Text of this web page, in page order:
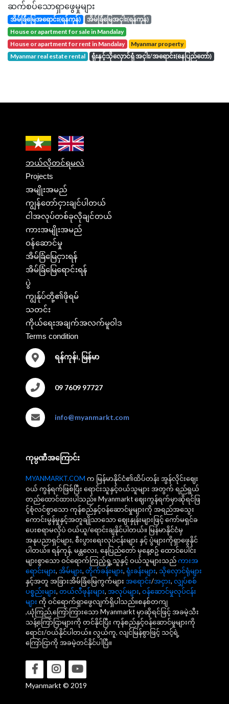
ဆက်စပ်သောရှာဖွေမှုများ
အိမ်ခြံမြေအရောင်း(ရန်ကုန်)
အိမ်ခြံမြေအငှါး(ရန်ကုန်)
house or apartment for sale in Mandalay
house or apartment for rent in Mandalay
Myanmar property
Myanmar real estate rental
ရုံးနှင့်သိုလှောင်ရုံ အငှါး/အရောင်း(နေပြည်တော်)
ဘယ်လိုတင်ရမလဲ
Projects
အမျိုးအမည်
ကျွန်တော်ငှားချင်ပါတယ်
ငါအလုပ်တစ်ခုလိုချင်တယ်
ကားအမျိုးအမည်
ဝန်ဆောင်မှု
အိမ်ခြံမြေငှားရန်
အိမ်ခြံမြေရောင်းရန်
ပွဲ
ကျွန်ုပ်တို့၏ဖိုရမ်
သတင်း
ကိုယ်ရေးအချက်အလက်မူဝါဒ
Terms condition
ရန်ကုန်၊, မြန်မာ
09 7609 97727
info@myanmarkt.com
ကုမ္ပဏီအကြောင်း
MYANMARKT.COM က မြန်မာနိုင်ငံ၏ထိပ်တန်း အွန်လိုင်းဈေး
ဝယ် ကွန်ရက်ဖြစ်ပြီး ရောင်းသူနှင့်ဝယ်သူများ အတွက် ရည်ရွယ်
တည်ထောင်ထားပါသည်။ Myanmarkt ဈေးကွန်ရက်မှာဆိုရင်ဖြ
င့်စုံလင်စွာသော ကုန်စည်နှင့်ဝန်ဆောင်မှုများကို အရည်အသွေး
ကောင်းမွန်မှုနှင့်အတူချိုသာသော ဈေးနှုန်းများဖြင့် ကော်မရှင်ခ
ပေးစရာမလိုပဲ ဝယ်ယူ/ရောင်းချနိုင်ပါတယ်။ မြန်မာနိုင်ငံမှ
အနုပညာရှင်များ, စီးပွားရေးလုပ်ငန်းများ နှင့် ပွဲများကိုရှာဖွေနိုင်
ပါတယ်။ ရန်ကုန်, မန္တလေး, နေပြည်တော် မှနေ့စဥ် ထောင်ပေါင်း
များစွာသော ဝင်ရောက်ကြည့်ရှု့သူနှင့် ဝယ်သူများသည်ကားအ
ရောင်းများ, အိမ်များ, တိုက်ခန်းများ, ရုံးခန်းများ, သိုလှောင်ရုံများ
နှင့်အတူ အခြားအိမ်ခြံမြေကွက်များ အရောင်း/အငှား, လျှပ်စစ်
ပစ္စည်းများ, တယ်လီဖုန်းများ, အလုပ်များ, ဝန်ဆောင်မှုလုပ်ငန်း
များ ကို ဝင်ရောက်ရှာဖွေလျက်ရှိပါသည်။စနစ်တကျ
,ယုံကြည်,ကြော်ကြားသော Myanmarkt မှာဆိုရင်ဖြင့် အခမဲ့သီး
သန့်ကြော်ငြာများကို တင်နိုင်ပြီး ကုန်စည်နှင့်ဝန်ဆောင်မှုများကို
ရောင်း/ဝယ်နိုင်ပါတယ်။ လွယ်ကူ, လျင်မြန်စွာဖြင့် သင့်ရဲ့
ကြော်ငြာကို အခမဲ့တင်နိုင်ပါပြီ။
Myanmarkt © 2019